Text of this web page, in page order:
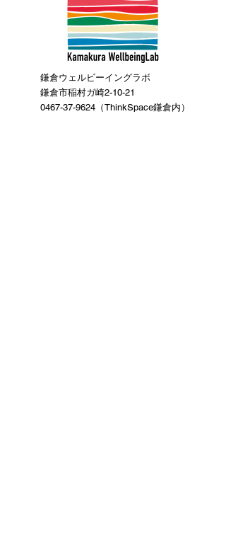
鎌倉ウェルビーイングラボ
鎌倉市稲村ガ崎2-10-21
0467-37-9624（ThinkSpace鎌倉内）